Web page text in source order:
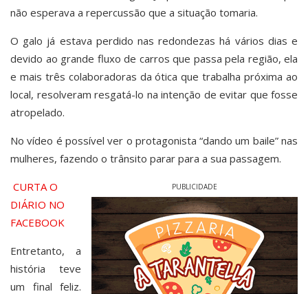
não esperava a repercussão que a situação tomaria.
O galo já estava perdido nas redondezas há vários dias e
devido ao grande fluxo de carros que passa pela região, ela
e mais três colaboradoras da ótica que trabalha próxima ao
local, resolveram resgatá-lo na intenção de evitar que fosse
atropelado.
No vídeo é possível ver o protagonista “dando um baile” nas
mulheres, fazendo o trânsito parar para a sua passagem.
PUBLICIDADE
CURTA O
DIÁRIO NO
FACEBOOK
Entretanto, a
história teve
um final feliz.